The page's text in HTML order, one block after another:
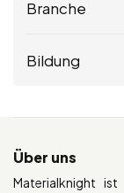
Branche
Bildung
Über uns
Materialknight